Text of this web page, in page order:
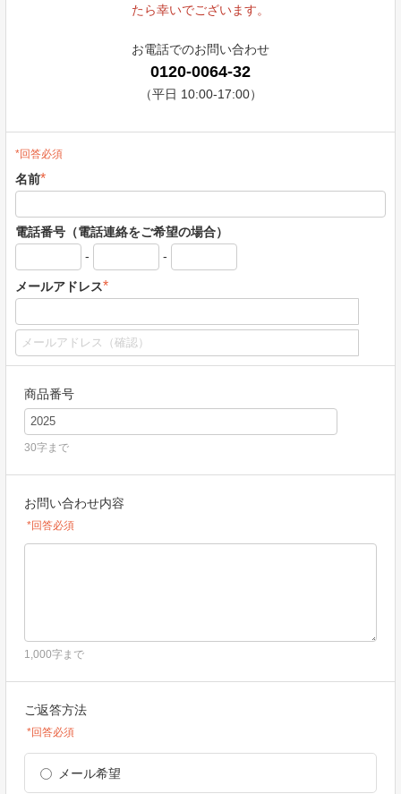
たら幸いでございます。
お電話でのお問い合わせ
0120-0064-32
（平日 10:00-17:00）
*回答必須
名前*
電話番号（電話連絡をご希望の場合）
-
-
メールアドレス*
商品番号
30字まで
お問い合わせ内容
*回答必須
1,000字まで
ご返答方法
*回答必須
メール希望